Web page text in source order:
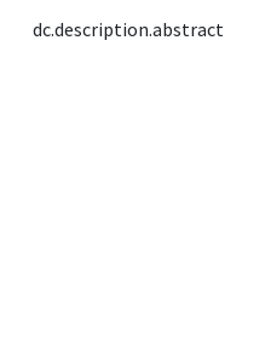
dc.description.abstract